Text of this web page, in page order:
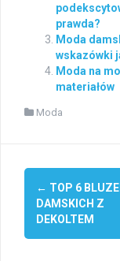
prawda?
Moda
wskazówki
Moda na
materiałów
Moda
Post
navigation
← TOP 6
DAMSKICH Z
DEKOLTEM